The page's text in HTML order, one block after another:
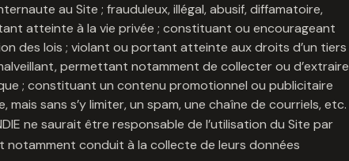
au Site ; frauduleux, illégal, abusif, diffamatoire,
atteinte à la vie privée ; constituant ou encourageant
des lois ; violant ou portant atteinte aux droits d’un tiers
permettant notamment de collecter ou d’extraire
; constituant un contenu promotionnel ou publicitaire
sans s’y limiter, un spam, une chaîne de courriels, etc.
ne saurait être responsable de l’utilisation du Site par
notamment conduit à la collecte de leurs données